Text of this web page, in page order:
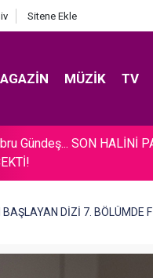
Sitene Ekle
MÜZIK TV
Gündeş... SON HALİNİ
BAŞLAYAN DİZİ 7. BÖLÜMDE